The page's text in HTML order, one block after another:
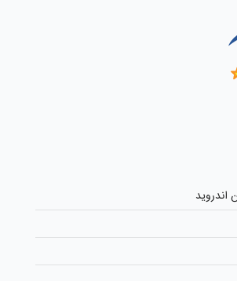
اندروید